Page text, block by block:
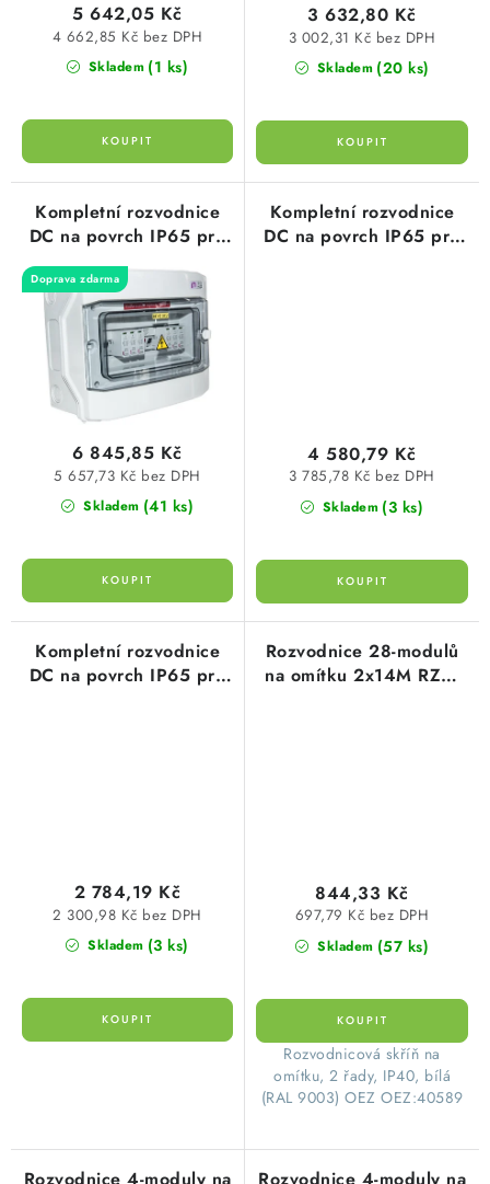
OSVĚTLENÍ
Otevírací doba výdejny
Ochrana osobních údajů
Moje objednávka
Skladem (1 ks)
4 662,85 Kč bez DPH
5 642,05 Kč
Skladem (20 ks)
3 002,31 Kč bez DPH
3 632,80 Kč
Kompletní rozvodnice
DC na povrch IP65 pro
FVE, RFVE-DC2-2-T12 2
stringy, ETI 001105402
Doprava zdarma
Skladem (41 ks)
5 657,73 Kč bez DPH
6 845,85 Kč
Kompletní rozvodnice
DC na povrch IP65 pro
Skladem (3 ks)
3 785,78 Kč bez DPH
4 580,79 Kč
Kompletní rozvodnice
DC na povrch IP65 pro
Skladem (3 ks)
2 300,98 Kč bez DPH
2 784,19 Kč
Rozvodnice 28-modulů
na omítku 2x14M RZG-
Skladem (57 ks)
697,79 Kč bez DPH
844,33 Kč
​ Rozvodnicová skříň na
omítku, 2 řady, IP40, bílá
(RAL 9003) OEZ OEZ:40589
Rozvodnice 4-moduly na Rozvodnice 4-moduly na